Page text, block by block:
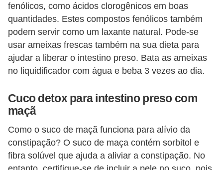
fenólicos, como ácidos clorogênicos em boas
quantidades. Estes compostos fenólicos também
podem servir como um laxante natural. Pode-se
usar ameixas frescas também na sua dieta para
ajudar a liberar o intestino preso. Bata as ameixas
no liquidificador com água e beba 3 vezes ao dia.
Cuco detox para intestino preso com
maçã
Como o suco de maçã funciona para alívio da
constipação? O suco de maça contém sorbitol e
fibra solúvel que ajuda a aliviar a constipação. No